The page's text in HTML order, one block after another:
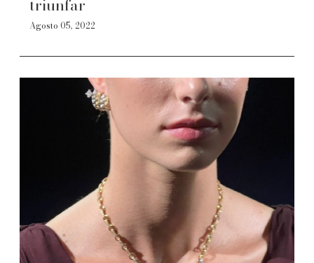
triunfar
Agosto 05, 2022